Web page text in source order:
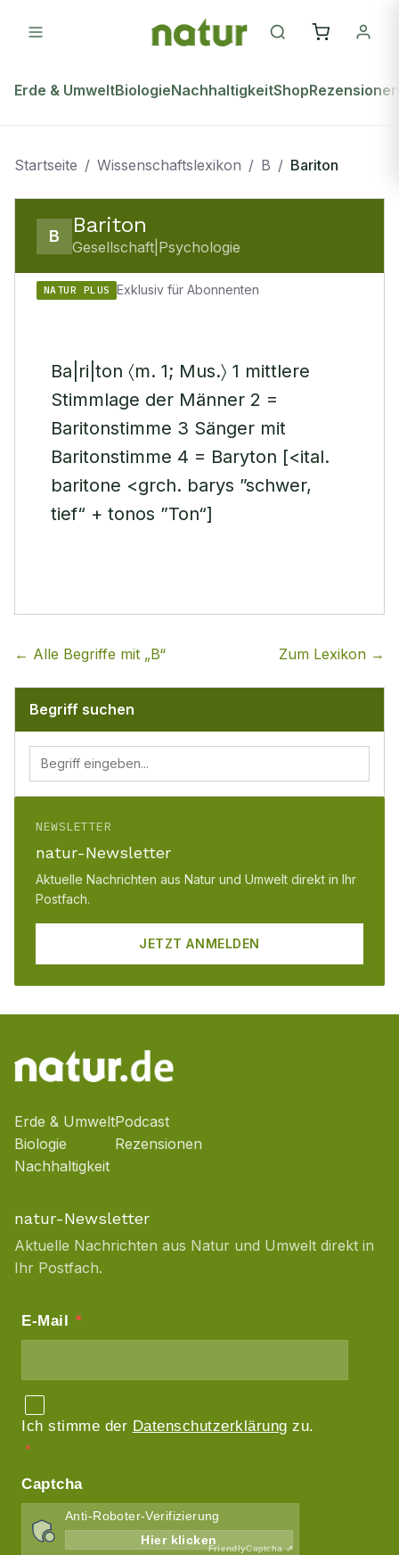
Erde & UmweltBiologieNachhaltigkeitShopRezensionen
Startseite / Wissenschaftslexikon / B / Bariton
B Bariton
Gesellschaft|Psychologie
NATUR PLUS Exklusiv für Abonnenten
Ba|ri|ton 〈m. 1; Mus.〉 1 mittlere
Stimmlage der Männer 2 =
Baritonstimme 3 Sänger mit
Baritonstimme 4 = Baryton [<ital.
baritone <grch. barys ”schwer,
tief“ + tonos ”Ton“]
← Alle Begriffe mit „B“ Zum Lexikon →
Begriff suchen
NEWSLETTER
natur-Newsletter
Aktuelle Nachrichten aus Natur und Umwelt direkt in Ihr
Postfach.
JETZT ANMELDEN
Erde & Umwelt
Biologie
Nachhaltigkeit
Podcast
Rezensionen
natur-Newsletter
Aktuelle Nachrichten aus Natur und Umwelt direkt in
Ihr Postfach.